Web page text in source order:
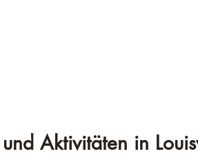
Aktivitäten in